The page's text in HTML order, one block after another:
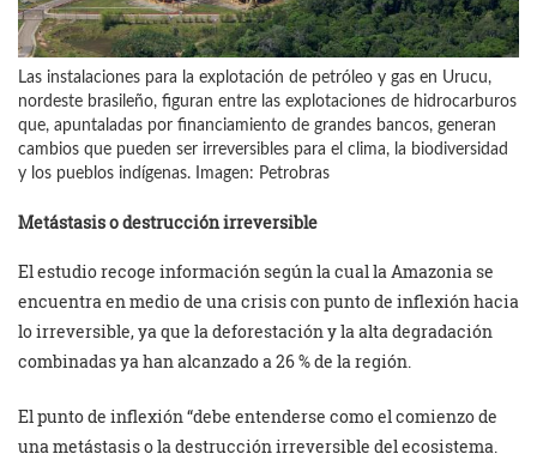
Las instalaciones para la explotación de petróleo y gas en Urucu,
nordeste brasileño, figuran entre las explotaciones de hidrocarburos
que, apuntaladas por financiamiento de grandes bancos, generan
cambios que pueden ser irreversibles para el clima, la biodiversidad
y los pueblos indígenas. Imagen: Petrobras
Metástasis o destrucción irreversible
El estudio recoge información según la cual la Amazonia se
encuentra en medio de una crisis con punto de inflexión hacia
lo irreversible, ya que la deforestación y la alta degradación
combinadas ya han alcanzado a 26 % de la región.
El punto de inflexión “debe entenderse como el comienzo de
una metástasis o la destrucción irreversible del ecosistema.